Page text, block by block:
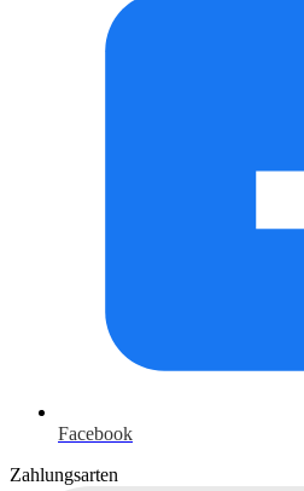
Facebook
Zahlungsarten